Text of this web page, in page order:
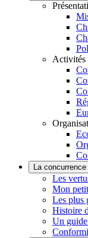
Activités
La
Les
Mon
Les plus
Histoire
Un